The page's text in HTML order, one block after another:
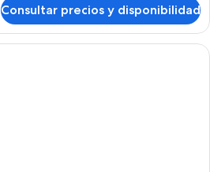
Consultar precios y disponibilidad